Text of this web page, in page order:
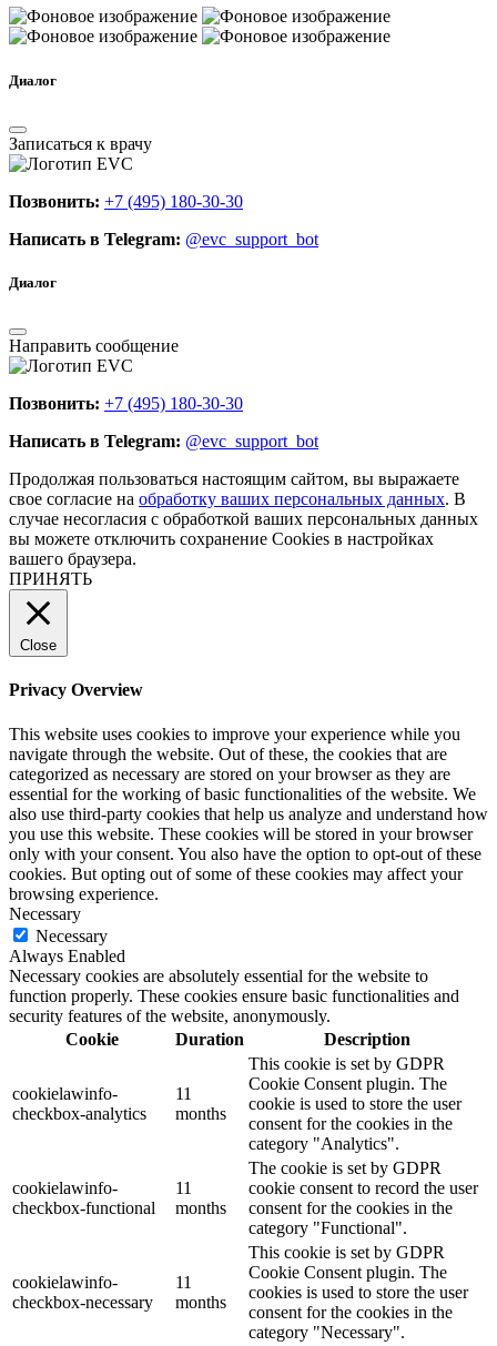
Диалог
Записаться к врачу
Позвонить: +7 (495) 180-30-30
Написать в Telegram: @evc_support_bot
Диалог
Направить сообщение
Позвонить: +7 (495) 180-30-30
Написать в Telegram: @evc_support_bot
Продолжая пользоваться настоящим сайтом, вы выражаете
свое согласие на обработку ваших персональных данных. В
случае несогласия с обработкой ваших персональных данных
вы можете отключить сохранение Cookies в настройках
вашего браузера.
ПРИНЯТЬ
Close
Privacy Overview
This website uses cookies to improve your experience while you
navigate through the website. Out of these, the cookies that are
categorized as necessary are stored on your browser as they are
essential for the working of basic functionalities of the website. We
also use third-party cookies that help us analyze and understand how
you use this website. These cookies will be stored in your browser
only with your consent. You also have the option to opt-out of these
cookies. But opting out of some of these cookies may affect your
browsing experience.
Necessary
Necessary
Always Enabled
Necessary cookies are absolutely essential for the website to
function properly. These cookies ensure basic functionalities and
security features of the website, anonymously.
Cookie
Duration Description
cookielawinfo-
checkbox-analytics
11
months
This cookie is set by GDPR
Cookie Consent plugin. The
cookie is used to store the user
consent for the cookies in the
category "Analytics".
cookielawinfo-
checkbox-functional
11
months
The cookie is set by GDPR
cookie consent to record the user
consent for the cookies in the
category "Functional".
cookielawinfo-
checkbox-necessary
11
months
This cookie is set by GDPR
Cookie Consent plugin. The
cookies is used to store the user
consent for the cookies in the
category "Necessary".